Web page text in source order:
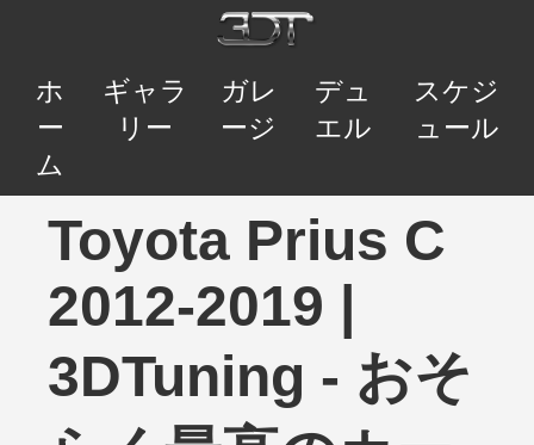
ホ
ー
ム
ギャラ
リー
ガレ
ージ
デュ
エル
スケジ
ュール
Toyota Prius C
2012-2019 |
3DTuning - おそ